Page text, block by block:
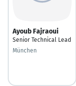
Ayoub Fajraoui
Senior Technical Lead
München